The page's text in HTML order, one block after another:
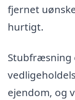
fjernet
hurtigt.
Stubfræsning
ejendom, og